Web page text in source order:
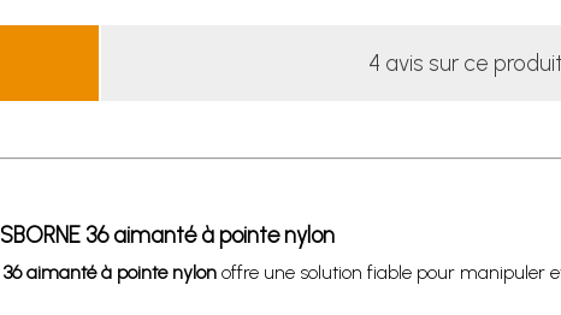
4 avis sur ce produit
36 aimanté à pointe nylon
aimanté à pointe nylonoffre une solution fiable pour manipuler